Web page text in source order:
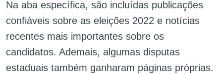
Na aba específica, são incluídas publicações
confiáveis sobre as eleições 2022 e notícias
recentes mais importantes sobre os
candidatos. Ademais, algumas disputas
estaduais também ganharam páginas próprias.